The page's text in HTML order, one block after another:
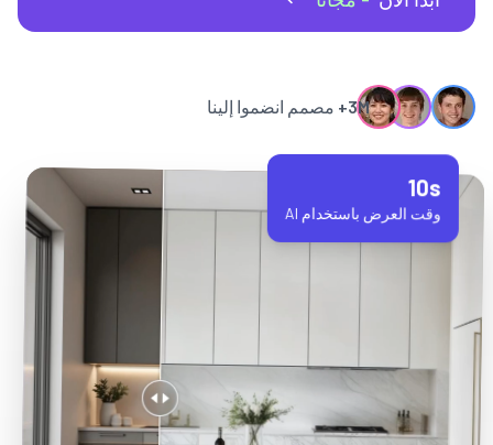
3M+ مصمم انضموا إلينا
10s
وقت العرض باستخدام AI